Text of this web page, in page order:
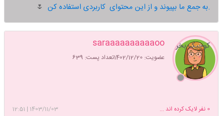
به جمع ما بپیوند و از این محتوای کاربردی استفاده کن.
🌷
saraaaaaaaaaaoo
عضویت: 1402/12/20 تعداد پست: 639
کوچیک بخر
1403/11/03
|
12:51 0 نفر لایک کرده اند ...